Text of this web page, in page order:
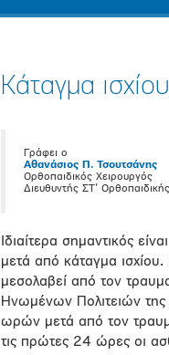
Κάταγμα
Γράφει ο
Αθανάσιος Π. Τσουτσάνης
Ορθοπαιδικός Χειρουργός
Διευθυντής ΣΤ’
Ιδιαίτερα σημαντικός
μετά από κάταγμα
μεσολαβεί από τον
Ηνωμένων Πολιτειών της
ωρών μετά από τον
τις πρώτες 24 ώρες οι